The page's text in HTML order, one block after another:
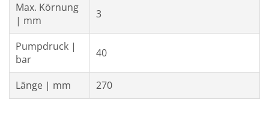
Max. Körnung
| mm
3
Pumpdruck |
bar
40
Länge | mm 270